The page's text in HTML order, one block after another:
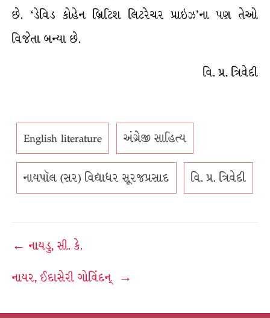
છે. ‘ડેવિડ કોહેન બ્રિટિશ લિટરેચર પ્રાઇઝ’ના પણ તેઓ
વિજેતા બન્યા છે.
વિ. પ્ર. ત્રિવેદી
English literature અંગ્રેજી સાહિત્ય
નાયપૉલ (સર) વિદ્યાધર સૂરજપ્રસાદ વિ. પ્ર. ત્રિવેદી
Post
navigation
← નાયડુ, સી. કે.
નાયર, ઈદાસેરી ગોવિંદન્ →